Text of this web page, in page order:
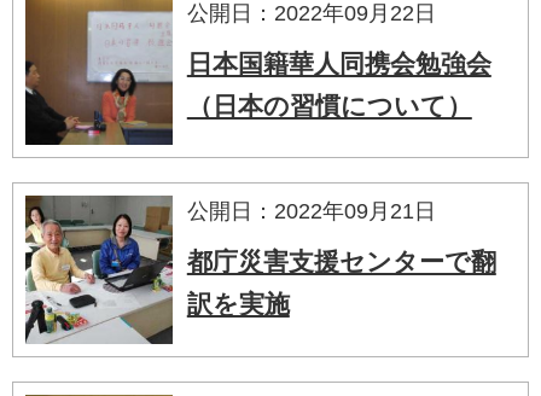
公開日：2022年09月22日
日本国籍華人同携会勉強会
（日本の習慣について）
公開日：2022年09月21日
都庁災害支援センターで翻
訳を実施